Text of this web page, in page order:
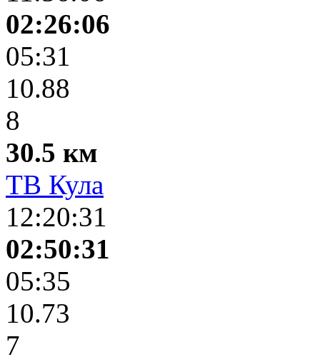
02:26:06
05:31
10.88
8
30.5 км
ТВ Кула
12:20:31
02:50:31
05:35
10.73
7